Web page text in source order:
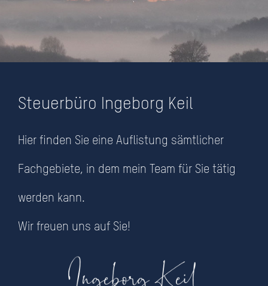
Unsere Fachgebiete
am Fuße der Burg
Steuerbüro Ingeborg Keil
Hier finden Sie eine Auflistung sämtlicher
Fachgebiete, in dem mein Team für Sie tätig
werden kann.
Wir freuen uns auf Sie!